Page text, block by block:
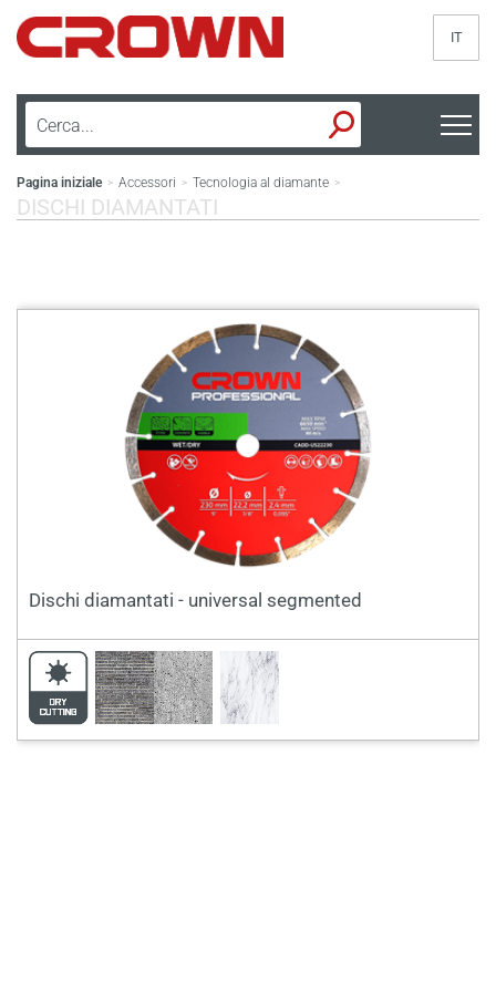
IT
Pagina iniziale > Accessori > Tecnologia al diamante >
DISCHI DIAMANTATI
Dischi diamantati - universal segmented